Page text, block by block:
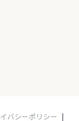
バシーポリシー |